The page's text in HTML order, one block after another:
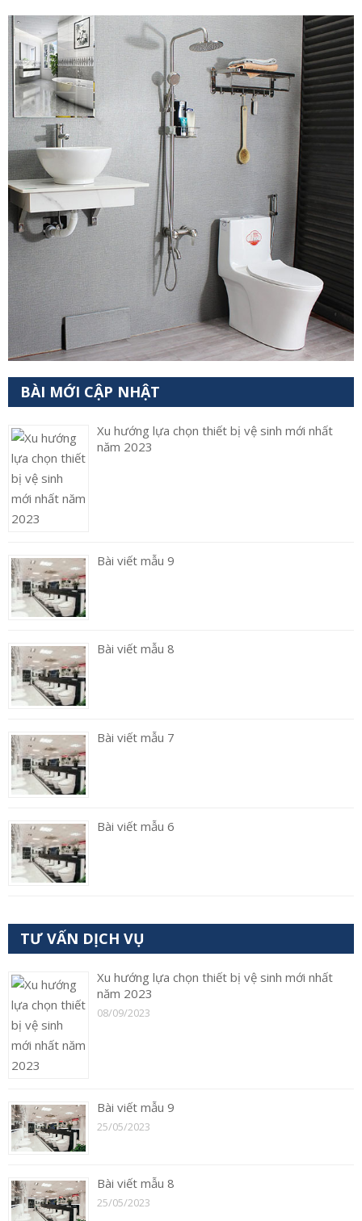
BÀI MỚI CẬP NHẬT
Xu hướng lựa chọn thiết bị vệ sinh mới nhất
năm 2023
Bài viết mẫu 9
Bài viết mẫu 8
Bài viết mẫu 7
Bài viết mẫu 6
TƯ VẤN DỊCH VỤ
Xu hướng lựa chọn thiết bị vệ sinh mới nhất
năm 2023
08/09/2023
Bài viết mẫu 9
25/05/2023
Bài viết mẫu 8
25/05/2023